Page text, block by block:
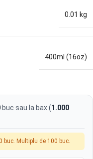
0.01 kg
400ml (16oz)
buc sau la bax (1.000
Multiplu de 100 buc.